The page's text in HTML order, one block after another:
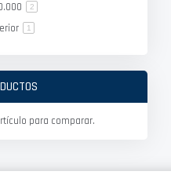
2artículo
1
para comparar.